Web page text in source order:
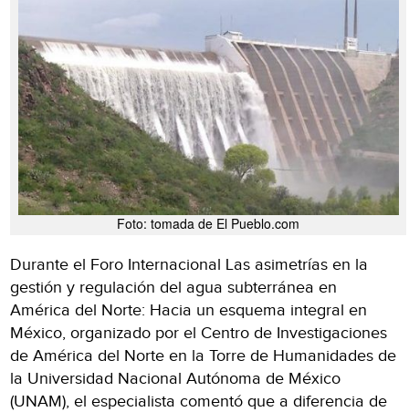
Foto: tomada de El Pueblo.com
Durante el Foro Internacional Las asimetrías en la
gestión y regulación del agua subterránea en
América del Norte: Hacia un esquema integral en
México, organizado por el Centro de Investigaciones
de América del Norte en la Torre de Humanidades de
la Universidad Nacional Autónoma de México
(UNAM), el especialista comentó que a diferencia de